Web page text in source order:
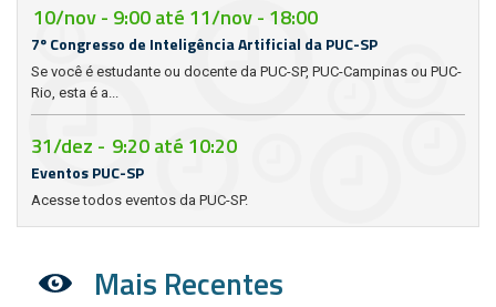
10/nov - 9:00até 11/nov - 18:00
7º Congresso de Inteligência Artificial da PUC-SP
Se você é estudante ou docente da PUC-SP, PUC-Campinas ou PUC-
Rio, esta é a...
31/dez - 9:20até 10:20
Eventos PUC-SP
Acesse todos eventos da PUC-SP.
Mais Recentes